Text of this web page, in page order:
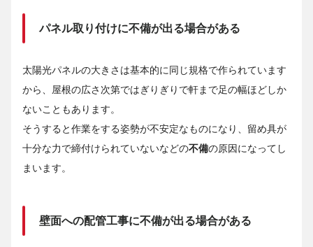
パネル取り付けに不備が出る場合がある
太陽光パネルの大きさは基本的に同じ規格で作られています
から、屋根の広さ次第ではぎりぎりで軒まで足の幅ほどしか
ないこともあります。
そうすると作業をする姿勢が不安定なものになり、留め具が
十分な力で締付けられていないなどの不備の原因になってし
まいます。
壁面への配管工事に不備が出る場合がある